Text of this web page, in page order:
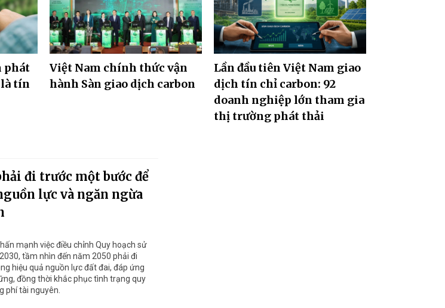
phát
tín
Việt Nam chính thức vận
hành Sàn giao dịch carbon
Lần đầu tiên Việt Nam giao
dịch tín chỉ carbon: 92
doanh nghiệp lớn tham gia
thị trường phát thải
đi trước một bước để
lực và ngăn ngừa
mạnh việc điều chỉnh Quy hoạch sử
tầm nhìn đến năm 2050 phải đi
hiệu quả nguồn lực đất đai, đáp ứng
đồng thời khắc phục tình trạng quy
phí tài nguyên.